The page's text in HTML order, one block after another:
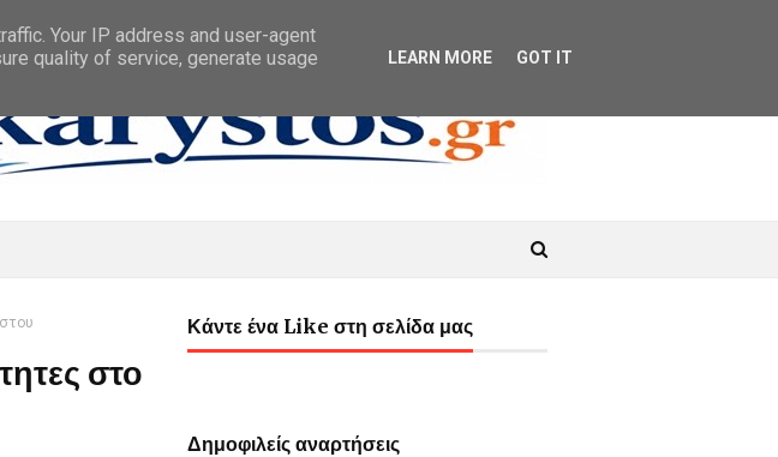
στο
Κάντε ένα Like στη σελίδα μας
Δημοφιλείς αναρτήσεις
Your IP address and user-agent
quality of service, generate usage
LEARN MORE GOT IT